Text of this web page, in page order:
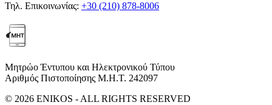
Τηλ. Επικοινωνίας: +30 (210) 878-8006
Μητρώο Έντυπου και Ηλεκτρονικού Τύπου
Αριθμός Πιστοποίησης Μ.Η.Τ. 242097
© 2026 ENIKOS - ALL RIGHTS RESERVED